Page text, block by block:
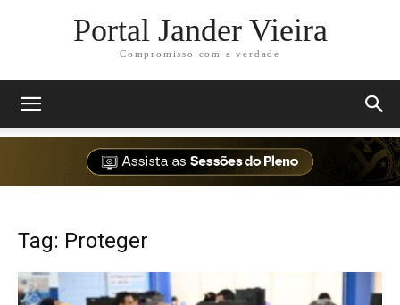
Portal Jander Vieira
Compromisso com a verdade
Tag: Proteger